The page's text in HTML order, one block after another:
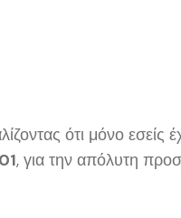
ότι μόνο εσείς
, για την απόλυτη